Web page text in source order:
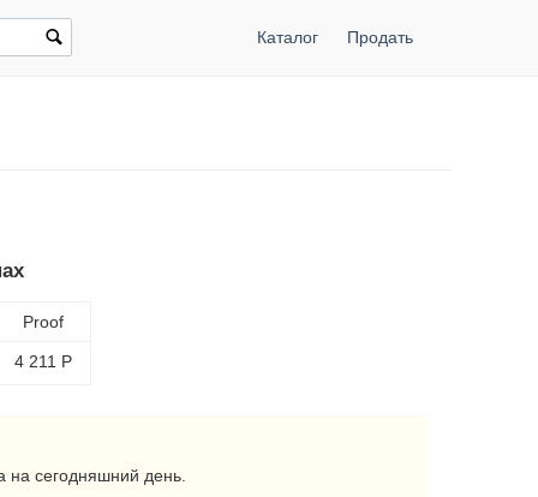
Каталог Продать
Proof
4 211 Р
сегодняшний день.